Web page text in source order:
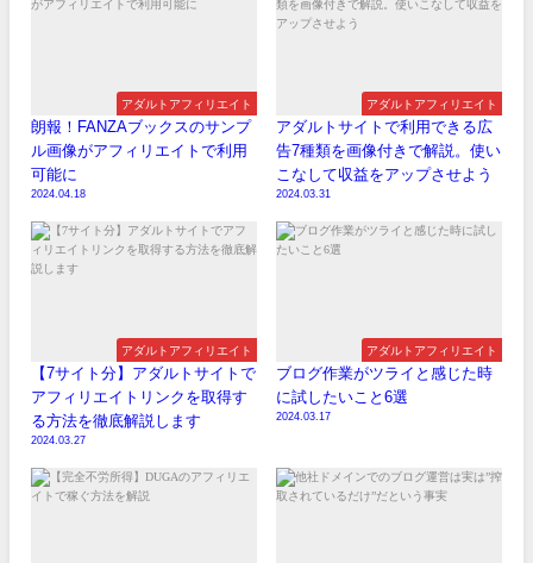
アダルトアフィリエイト
朗報！FANZAブックスのサンプ
ル画像がアフィリエイトで利用
可能に
2024.04.18
アダルトアフィリエイト
アダルトサイトで利用できる広
告7種類を画像付きで解説。使い
こなして収益をアップさせよう
2024.03.31
アダルトアフィリエイト
【7サイト分】アダルトサイトで
アフィリエイトリンクを取得す
る方法を徹底解説します
2024.03.27
アダルトアフィリエイト
ブログ作業がツライと感じた時
に試したいこと6選
2024.03.17